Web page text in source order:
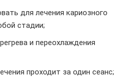
для лечения кариозного
стадии;
и переохлаждения
проходит за один сеанс;